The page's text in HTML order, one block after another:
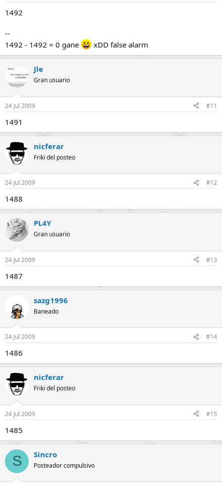
1492
--
1492 - 1492 = 0 gane
xDD false alarm
Jle
Gran usuario
24 Jul 2009 #11
1491
nicferar
Friki del posteo
24 Jul 2009 #12
1488
PL4Y
Gran usuario
24 Jul 2009 #13
1487
sazg1996
Baneado
24 Jul 2009 #14
1486
nicferar
Friki del posteo
24 Jul 2009 #15
1485
S Sincro
Posteador compulsivo